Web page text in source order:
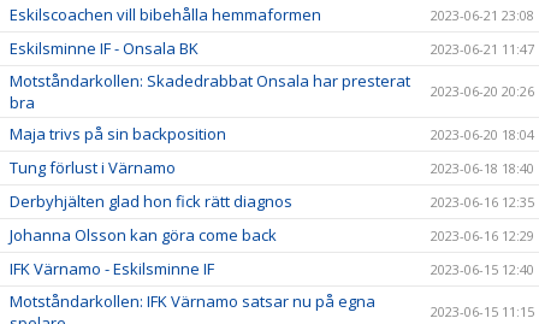
Eskilscoachen vill bibehålla hemmaformen 2023-06-21 23:08
Eskilsminne IF - Onsala BK 2023-06-21 11:47
Motståndarkollen: Skadedrabbat Onsala har presterat
bra
2023-06-20 20:26
Maja trivs på sin backposition 2023-06-20 18:04
Tung förlust i Värnamo 2023-06-18 18:40
Derbyhjälten glad hon fick rätt diagnos 2023-06-16 12:35
Johanna Olsson kan göra come back 2023-06-16 12:29
IFK Värnamo - Eskilsminne IF 2023-06-15 12:40
Motståndarkollen: IFK Värnamo satsar nu på egna
2023-06-15 11:15